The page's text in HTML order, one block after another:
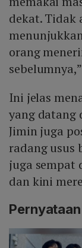
dekat. Tidak
orang
Ini jelas
yang datang
Jimin juga
radang usus
juga sempat
dan kini
Pernyataan